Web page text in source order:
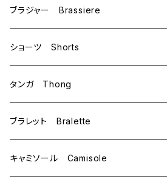
ブラジャー Brassiere
B70
B75
C65
C70
ショーツ Shorts
M
L
タンガ Thong
M
ブラレット Bralette
M
キャミソール Camisole